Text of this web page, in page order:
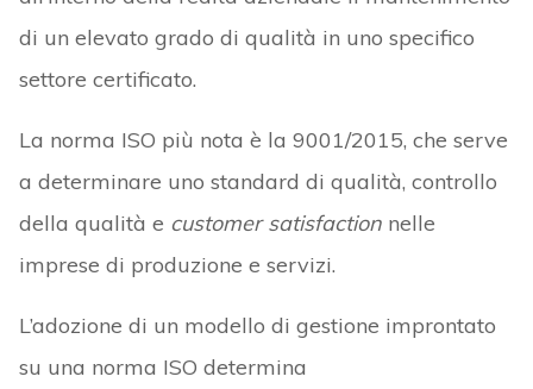
di un elevato grado di qualità in uno specifico
settore certificato.
La norma ISO più nota è la 9001/2015, che serve
a determinare uno standard di qualità, controllo
della qualità e customer satisfactionnelle
imprese di produzione e servizi.
L’adozione di un modello di gestione improntato
su una norma ISO determina